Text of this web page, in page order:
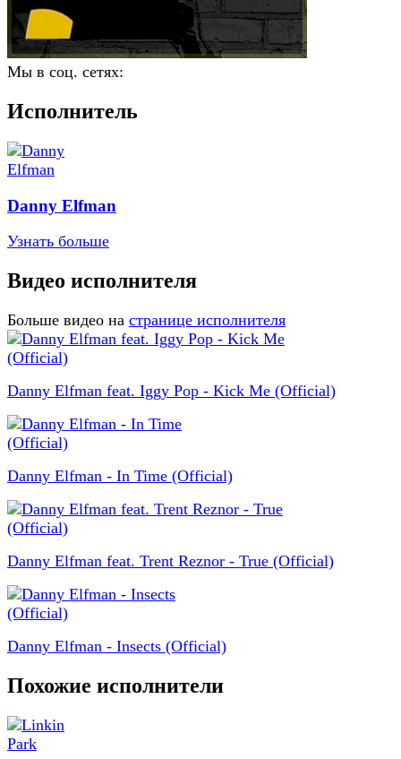
Мы в соц. сетях:
Исполнитель
Danny Elfman
Узнать больше
Видео исполнителя
Больше видео на странице исполнителя
Danny Elfman feat. Iggy Pop - Kick Me (Official)
Danny Elfman - In Time (Official)
Danny Elfman feat. Trent Reznor - True (Official)
Danny Elfman - Insects (Official)
Похожие исполнители